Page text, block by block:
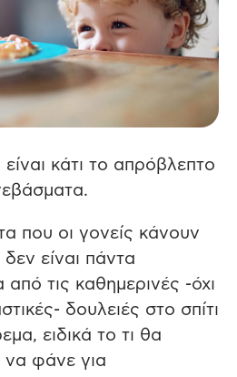
κάτι το απρόβλεπτο
που οι γονείς κάνουν
είναι πάντα
τις καθημερινές -όχι
δουλειές στο σπίτι
ειδικά το τι θα
να φάνε για